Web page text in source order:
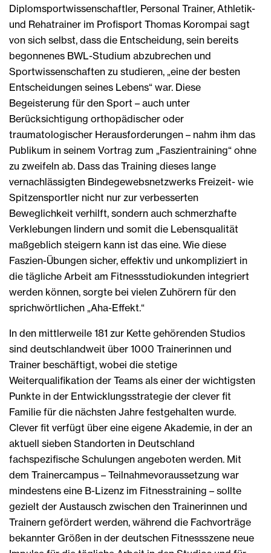
Diplomsportwissenschaftler, Personal Trainer, Athletik-
und Rehatrainer im Profisport Thomas Korompai sagt
von sich selbst, dass die Entscheidung, sein bereits
begonnenes BWL-Studium abzubrechen und
Sportwissenschaften zu studieren, „eine der besten
Entscheidungen seines Lebens“ war. Diese
Begeisterung für den Sport – auch unter
Berücksichtigung orthopädischer oder
traumatologischer Herausforderungen – nahm ihm das
Publikum in seinem Vortrag zum „Faszientraining“ ohne
zu zweifeln ab. Dass das Training dieses lange
vernachlässigten Bindegewebsnetzwerks Freizeit- wie
Spitzensportler nicht nur zur verbesserten
Beweglichkeit verhilft, sondern auch schmerzhafte
Verklebungen lindern und somit die Lebensqualität
maßgeblich steigern kann ist das eine. Wie diese
Faszien-Übungen sicher, effektiv und unkompliziert in
die tägliche Arbeit am Fitnessstudiokunden integriert
werden können, sorgte bei vielen Zuhörern für den
sprichwörtlichen „Aha-Effekt.“
In den mittlerweile 181 zur Kette gehörenden Studios
sind deutschlandweit über 1000 Trainerinnen und
Trainer beschäftigt, wobei die stetige
Weiterqualifikation der Teams als einer der wichtigsten
Punkte in der Entwicklungsstrategie der clever fit
Familie für die nächsten Jahre festgehalten wurde.
Clever fit verfügt über eine eigene Akademie, in der an
aktuell sieben Standorten in Deutschland
fachspezifische Schulungen angeboten werden. Mit
dem Trainercampus – Teilnahmevoraussetzung war
mindestens eine B-Lizenz im Fitnesstraining – sollte
gezielt der Austausch zwischen den Trainerinnen und
Trainern gefördert werden, während die Fachvorträge
bekannter Größen in der deutschen Fitnessszene neue